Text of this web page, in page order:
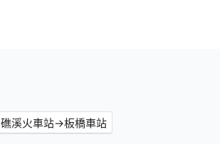
礁溪火車站→板橋車站